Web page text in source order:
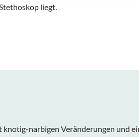
narbigen Veränderungen und